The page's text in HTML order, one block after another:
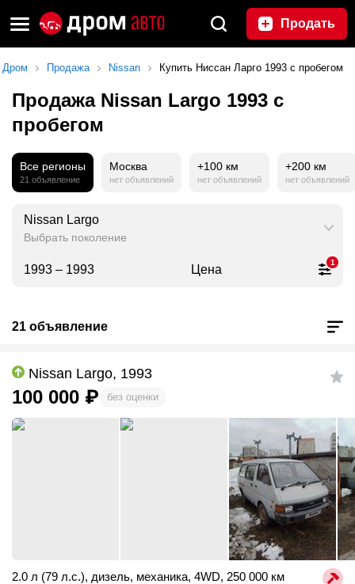
Продать
Дром Продажа Nissan Купить Ниссан Ларго 1993 с пробегом
Продажа Nissan Largo 1993 с
пробегом
Все регионы
21 объявление
Москва
нет объявлений
+100 км
нет объявлений
+200 км
нет объявлений
Nissan Largo
Выбрать поколение
1993 – 1993 Цена 1
21 объявление
Nissan Largo, 1993
100 000 ₽ без оценки
2.0 л (79 л.с.), дизель, механика, 4WD, 250 000 км